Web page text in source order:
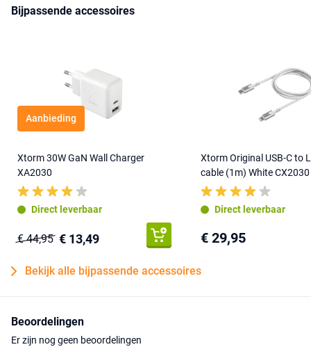
Bijpassende accessoires
Aanbieding
Xtorm 30W GaN Wall Charger
XA2030
Direct leverbaar
€ 44,95 € 13,49
Xtorm Original USB-C to
cable (1m) White CX2030
Direct leverbaar
€ 29,95
Bekijk alle bijpassende accessoires
Beoordelingen
Er zijn nog geen beoordelingen